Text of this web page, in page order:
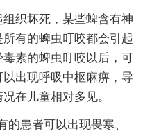
织坏死，某些蜱含有神
有的蜱虫叮咬都会引起
素的蜱虫叮咬以后，可
出现呼吸中枢麻痹，导
在儿童相对多见。
的患者可以出现畏寒、